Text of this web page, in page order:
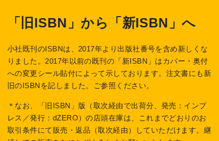
「旧ISBN」から「新ISBN」へ
小社既刊のISBNは、2017年より出版社番号を含め新しくな
りました。2017年以前の既刊の「新ISBN」はカバー・奥付
への変更シール貼付によって示しております。注文書にも新
旧のISBNを記しました。ご参照ください。
＊なお、「旧ISBN」版（取次経由で出荷分、発売：インプ
レス／発行：dZERO）の店頭在庫は、これまでどおりのお
取引条件にて販売・返品（取次経由）していただけます。継